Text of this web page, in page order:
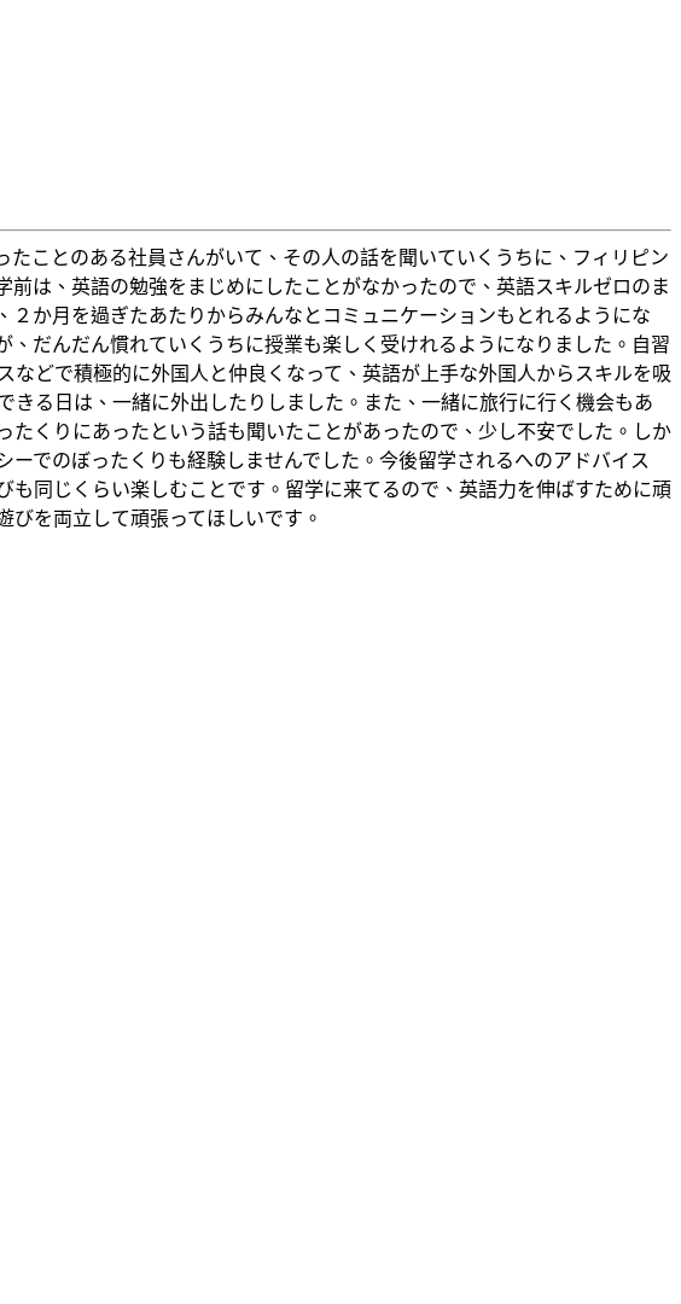
ことのある社員さんがいて、その人の話を聞いていくうちに、フィリピン
は、英語の勉強をまじめにしたことがなかったので、英語スキルゼロのま
か月を過ぎたあたりからみんなとコミュニケーションもとれるようにな
だんだん慣れていくうちに授業も楽しく受けれるようになりました。自習
どで積極的に外国人と仲良くなって、英語が上手な外国人からスキルを吸
る日は、一緒に外出したりしました。また、一緒に旅行に行く機会もあ
くりにあったという話も聞いたことがあったので、少し不安でした。しか
でのぼったくりも経験しませんでした。今後留学されるへのアドバイス
同じくらい楽しむことです。留学に来てるので、英語力を伸ばすために頑
を両立して頑張ってほしいです。